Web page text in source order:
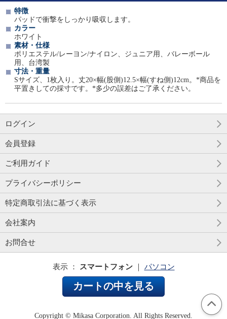
特徴
パッドで衝撃をしっかり吸収します。
カラー
ホワイト
素材・仕様
ポリエステル/レーヨン/ナイロン、ジュニア用、バレーボール
用、台湾製
寸法・重量
Sサイズ、1枚入り。丈20×幅(股側)12.5×幅(すね側)12cm。*商品を
平置きしての採寸です。*多少の誤差はご了承ください。
ログイン
会員登録
ご利用ガイド
プライバシーポリシー
特定商取引法に基づく表示
会社案内
お問合せ
表示 ： スマートフォン｜ パソコン
カートの中を見る
Copyright © Mikasa Corporation. All Rights Reserved.